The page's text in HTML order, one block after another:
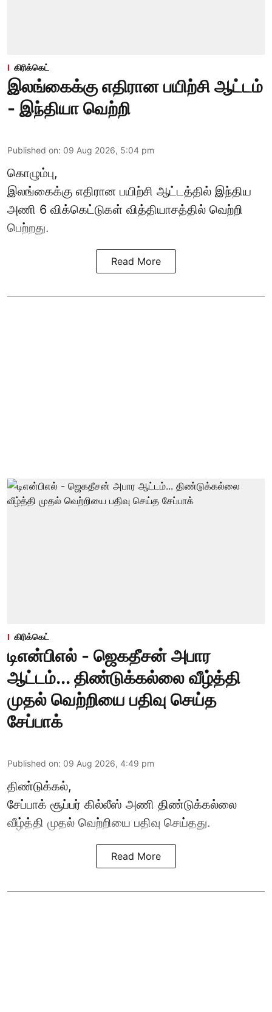
கிரிக்கெட்
இலங்கைக்கு எதிரான பயிற்சி ஆட்டம்
- இந்தியா வெற்றி
Published on: 09 Aug 2026, 5:04 pm
கொழும்பு,
இலங்கைக்கு எதிரான பயிற்சி ஆட்டத்தில் இந்திய
அணி 6 விக்கெட்டுகள் வித்தியாசத்தில் வெற்றி
பெற்றது.
Read More
கிரிக்கெட்
டிஎன்பிஎல் - ஜெகதீசன் அபார
ஆட்டம்... திண்டுக்கல்லை வீழ்த்தி
முதல் வெற்றியை பதிவு செய்த
சேப்பாக்
Published on: 09 Aug 2026, 4:49 pm
திண்டுக்கல்,
சேப்பாக் சூப்பர் கில்லீஸ் அணி திண்டுக்கல்லை
வீழ்த்தி முதல் வெற்றியை பதிவு செய்தது.
Read More